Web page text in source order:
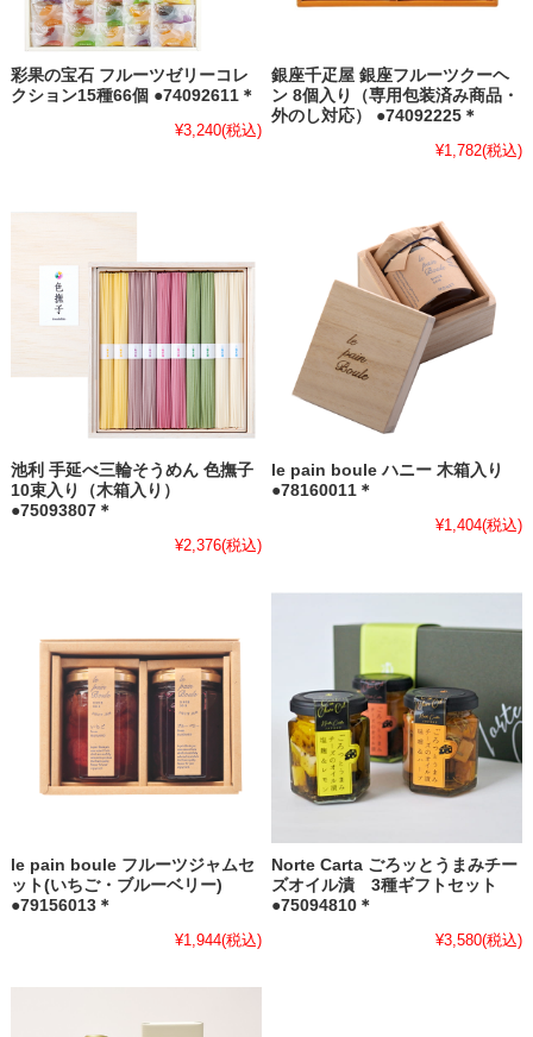
彩果の宝石 フルーツゼリーコレ
クション15種66個 ●74092611＊
¥3,240(税込)
銀座千疋屋 銀座フルーツクーヘ
ン 8個入り（専用包装済み商品・
外のし対応） ●74092225＊
¥1,782(税込)
池利 手延べ三輪そうめん 色撫子
10束入り（木箱入り）
●75093807＊
¥2,376(税込)
le pain boule ハニー 木箱入り
●78160011＊
¥1,404(税込)
le pain boule フルーツジャムセ
ット(いちご・ブルーベリー)
●79156013＊
¥1,944(税込)
Norte Carta ごろッとうまみチー
ズオイル漬 3種ギフトセット
●75094810＊
¥3,580(税込)